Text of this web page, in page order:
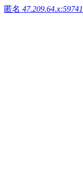
匿名 47.209.64.x:59741